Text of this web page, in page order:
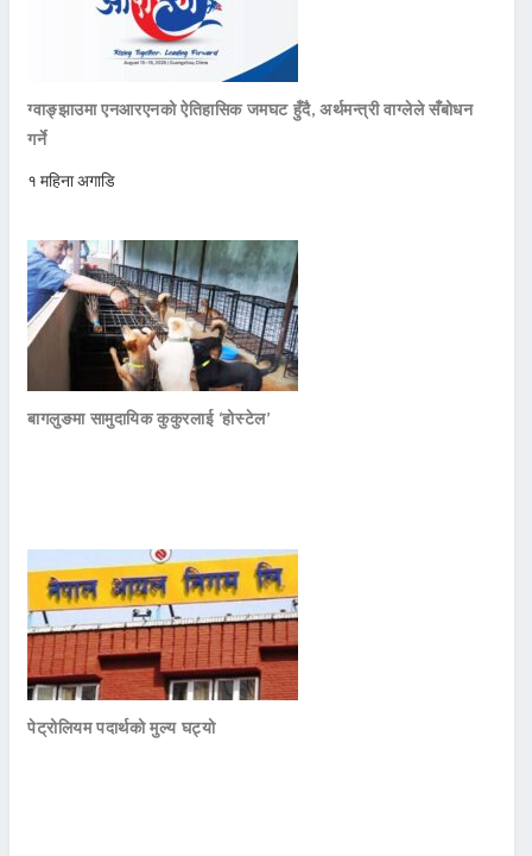
ग्वाङ्झाउमा एनआरएनको ऐतिहासिक जमघट हुँदै, अर्थमन्त्री वाग्लेले सँबोधन
गर्ने
१ महिना अगाडि
बागलुङमा सामुदायिक कुकुरलाई ‘होस्टेल’
पेट्रोलियम पदार्थको मुल्य घट्यो